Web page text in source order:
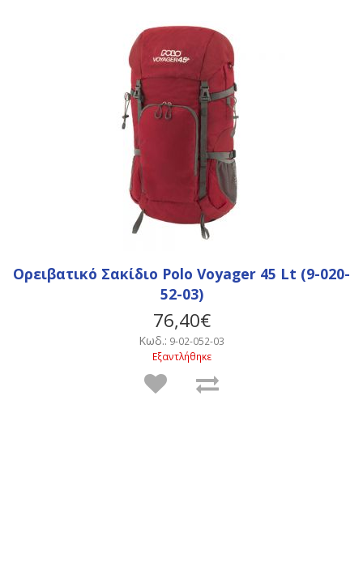
Ορειβατικό Σακίδιο Polo Voyager 45 Lt (9-020-
52-03)
76,40€
Κωδ.: 9-02-052-03
Εξαντλήθηκε